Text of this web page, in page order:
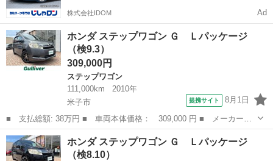
（検9.3）
株式会社IDOM Ad
ホンダ ステップワゴン Ｇ Ｌパッケージ
（検9.3）
309,000円
ステップワゴン
111,000km
2010年
米子市
提携サイト 8月1日
■ 支払総額: 38万円 ■ 車両本体価格： 309,000 円 ■ メーカー
名： ホンダ ■ 車種名： ステップワゴン ■ グレード名： Ｇ
Ｌパッケージ ■ 排気量： 2000cc ■ ドア枚数： 5D ■ ミッショ
ン...
鳥取 米子市 ステップワゴン
ホンダ ステップワゴン Ｇ Ｌパッケージ
（検8.10）